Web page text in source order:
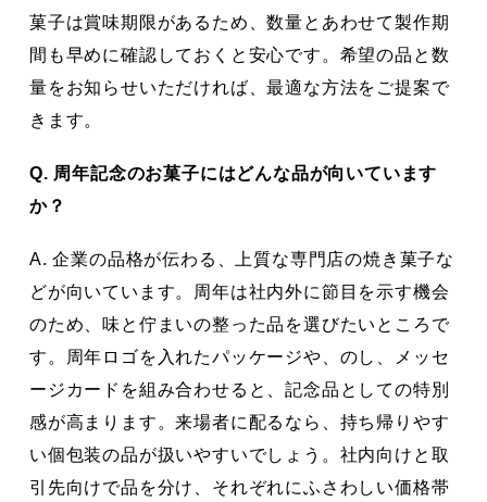
菓子は賞味期限があるため、数量とあわせて製作期
間も早めに確認しておくと安心です。希望の品と数
量をお知らせいただければ、最適な方法をご提案で
きます。
Q. 周年記念のお菓子にはどんな品が向いています
か？
A. 企業の品格が伝わる、上質な専門店の焼き菓子な
どが向いています。周年は社内外に節目を示す機会
のため、味と佇まいの整った品を選びたいところで
す。周年ロゴを入れたパッケージや、のし、メッセ
ージカードを組み合わせると、記念品としての特別
感が高まります。来場者に配るなら、持ち帰りやす
い個包装の品が扱いやすいでしょう。社内向けと取
引先向けで品を分け、それぞれにふさわしい価格帯